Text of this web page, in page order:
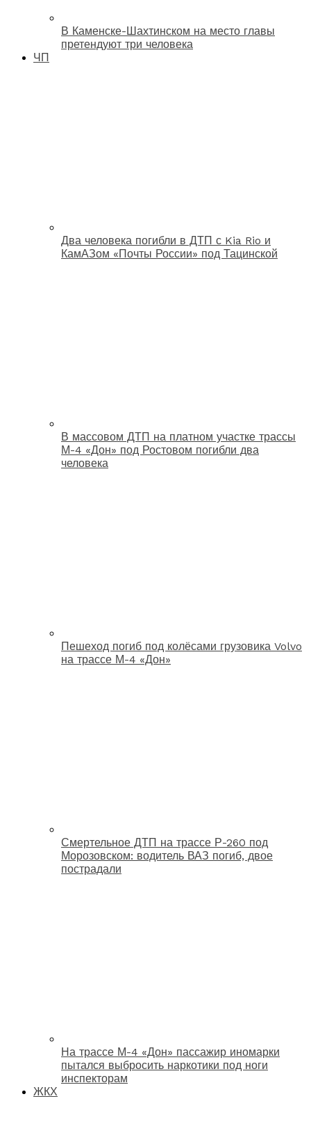
В Каменске-Шахтинском на место главы
претендуют три человека
ЧП
Два человека погибли в ДТП с Kia Rio и
КамАЗом «Почты России» под Тацинской
В массовом ДТП на платном участке трассы
М-4 «Дон» под Ростовом погибли два
человека
Пешеход погиб под колёсами грузовика Volvo
на трассе М-4 «Дон»
Смертельное ДТП на трассе Р-260 под
Морозовском: водитель ВАЗ погиб, двое
пострадали
На трассе М-4 «Дон» пассажир иномарки
пытался выбросить наркотики под ноги
инспекторам
ЖКХ